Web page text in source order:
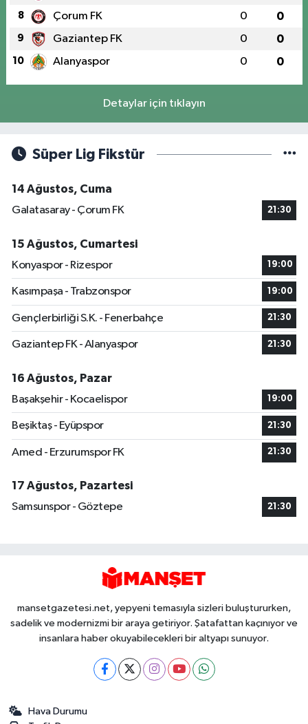
8 Çorum FK 0 0
9 Gaziantep FK 0 0
10 Alanyaspor 0 0
Detaylar için tıklayın
Süper Lig Fikstür
14 Ağustos, Cuma
Galatasaray - Çorum FK
21:30
15 Ağustos, Cumartesi
Konyaspor - Rizespor
19:00
Kasımpaşa - Trabzonspor 19:00
Gençlerbirliği S.K. - Fenerbahçe 21:30
Gaziantep FK - Alanyaspor 21:30
16 Ağustos, Pazar
Başakşehir - Kocaelispor
19:00
Beşiktaş - Eyüpspor 21:30
Amed - Erzurumspor FK 21:30
17 Ağustos, Pazartesi
Samsunspor - Göztepe
21:30
mansetgazetesi.net, yepyeni temasıyla sizleri buluştururken,
sadelik ve modernizmi bir araya getiriyor. Şatafattan kaçınıyor ve
insanlara haber okuyabilecekleri bir altyapı sunuyor.
Hava Durumu